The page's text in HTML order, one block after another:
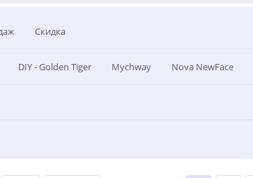
Скидка
DIY - Golden Tiger Mychway Nova NewFace